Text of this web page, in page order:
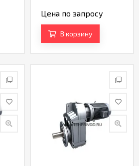
Цена по запросу
В корзину